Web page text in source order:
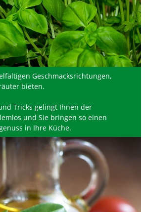
Geschmacksrichtungen,
bieten.
Tricks gelingt Ihnen der
und Sie bringen so einen
in Ihre Küche.